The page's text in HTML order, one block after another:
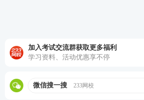
将证券从业资格考试调整为非准入
水平评价测试 ，测试分为从业人员
测试
加入考试交流群获取更多福利
学习资料、活动优惠享不停
微信搜一搜 233网校